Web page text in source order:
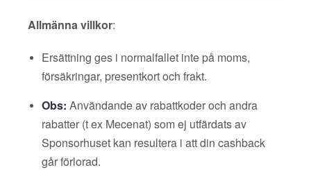
Allmänna villkor:
Ersättning ges i normalfallet inte på moms,
försäkringar, presentkort och frakt.
Obs: Användande av rabattkoder och andra
rabatter (t ex Mecenat) som ej utfärdats av
Sponsorhuset kan resultera i att din cashback
går förlorad.